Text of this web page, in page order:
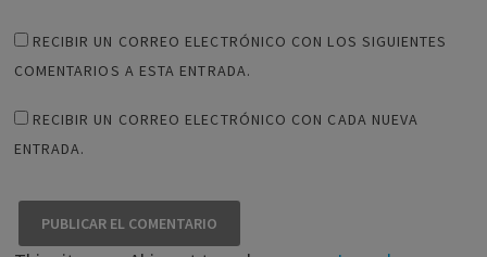
RECIBIR UN CORREO ELECTRÓNICO CON LOS SIGUIENTES
COMENTARIOS A ESTA ENTRADA.
RECIBIR UN CORREO ELECTRÓNICO CON CADA NUEVA
ENTRADA.